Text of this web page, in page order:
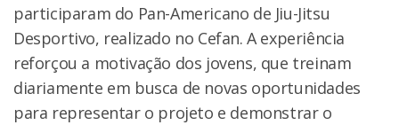
participaram do Pan-Americano de Jiu-Jitsu
Desportivo, realizado no Cefan. A experiência
reforçou a motivação dos jovens, que treinam
diariamente em busca de novas oportunidades
para representar o projeto e demonstrar o